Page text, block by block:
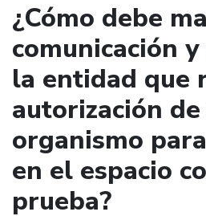
¿Cómo debe
comunicación
la entidad que
autorización
organismo
en el espacio
prueba?